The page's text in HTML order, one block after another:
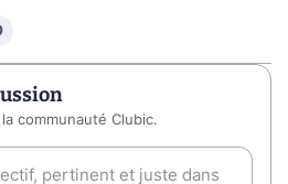
communauté Clubic.